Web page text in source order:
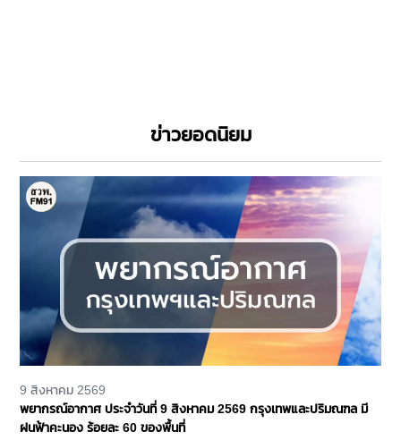
ข่าวยอดนิยม
9 สิงหาคม 2569
พยากรณ์อากาศ ประจำวันที่ 9 สิงหาคม 2569 กรุงเทพและปริมณฑล มี
ฝนฟ้าคะนอง ร้อยละ 60 ของพื้นที่